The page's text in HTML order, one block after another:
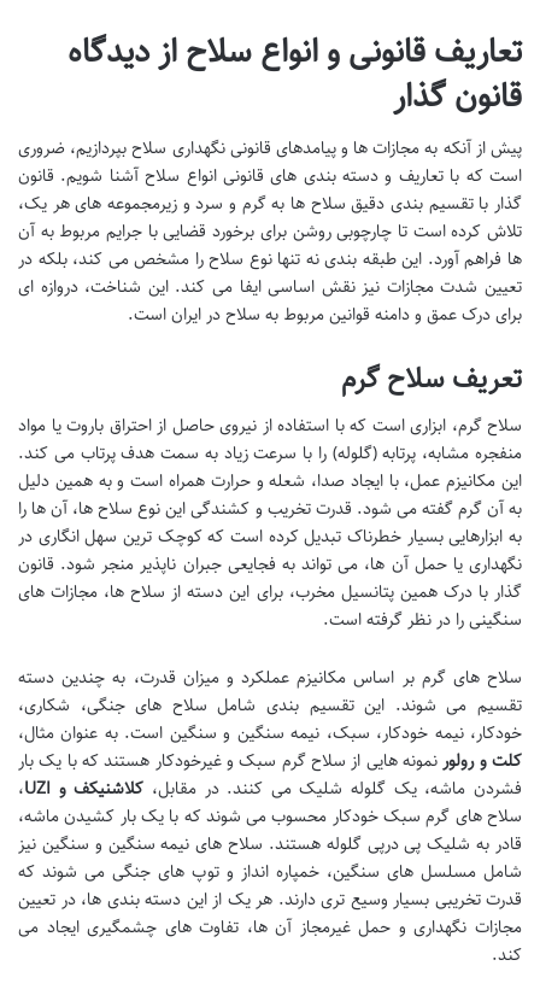
تعاریف قانونی و انواع سلاح از دیدگاه
قانون گذار
پیش از آنکه به مجازات ها و پیامدهای قانونی نگهداری سلاح بپردازیم، ضروری
است که با تعاریف و دسته بندی های قانونی انواع سلاح آشنا شویم. قانون
گذار با تقسیم بندی دقیق سلاح ها به گرم و سرد و زیرمجموعه های هر یک،
تلاش کرده است تا چارچوبی روشن برای برخورد قضایی با جرایم مربوط به آن
ها فراهم آورد. این طبقه بندی نه تنها نوع سلاح را مشخص می کند، بلکه در
تعیین شدت مجازات نیز نقش اساسی ایفا می کند. این شناخت، دروازه ای
برای درک عمق و دامنه قوانین مربوط به سلاح در ایران است.
تعریف سلاح گرم
سلاح گرم، ابزاری است که با استفاده از نیروی حاصل از احتراق باروت یا مواد
منفجره مشابه، پرتابه (گلوله) را با سرعت زیاد به سمت هدف پرتاب می کند.
این مکانیزم عمل، با ایجاد صدا، شعله و حرارت همراه است و به همین دلیل
به آن گرم گفته می شود. قدرت تخریب و کشندگی این نوع سلاح ها، آن ها را
به ابزارهایی بسیار خطرناک تبدیل کرده است که کوچک ترین سهل انگاری در
نگهداری یا حمل آن ها، می تواند به فجایعی جبران ناپذیر منجر شود. قانون
گذار با درک همین پتانسیل مخرب، برای این دسته از سلاح ها، مجازات های
سنگینی را در نظر گرفته است.
سلاح های گرم بر اساس مکانیزم عملکرد و میزان قدرت، به چندین دسته
تقسیم می شوند. این تقسیم بندی شامل سلاح های جنگی، شکاری،
خودکار، نیمه خودکار، سبک، نیمه سنگین و سنگین است. به عنوان مثال،
کلت و رولور نمونه هایی از سلاح گرم سبک و غیرخودکار هستند که با یک بار
فشردن ماشه، یک گلوله شلیک می کنند. در مقابل، کلاشنیکف و UZI
،
سلاح های گرم سبک خودکار محسوب می شوند که با یک بار کشیدن ماشه،
قادر به شلیک پی درپی گلوله هستند. سلاح های نیمه سنگین و سنگین نیز
شامل مسلسل های سنگین، خمپاره انداز و توپ های جنگی می شوند که
قدرت تخریبی بسیار وسیع تری دارند. هر یک از این دسته بندی ها، در تعیین
مجازات نگهداری و حمل غیرمجاز آن ها، تفاوت های چشمگیری ایجاد می
کند.